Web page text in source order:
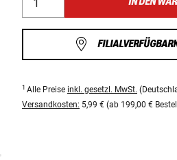
1 Alle Preise inkl. gesetzl. MwSt.
Versandkosten: 5,99 € (ab 199,00 €